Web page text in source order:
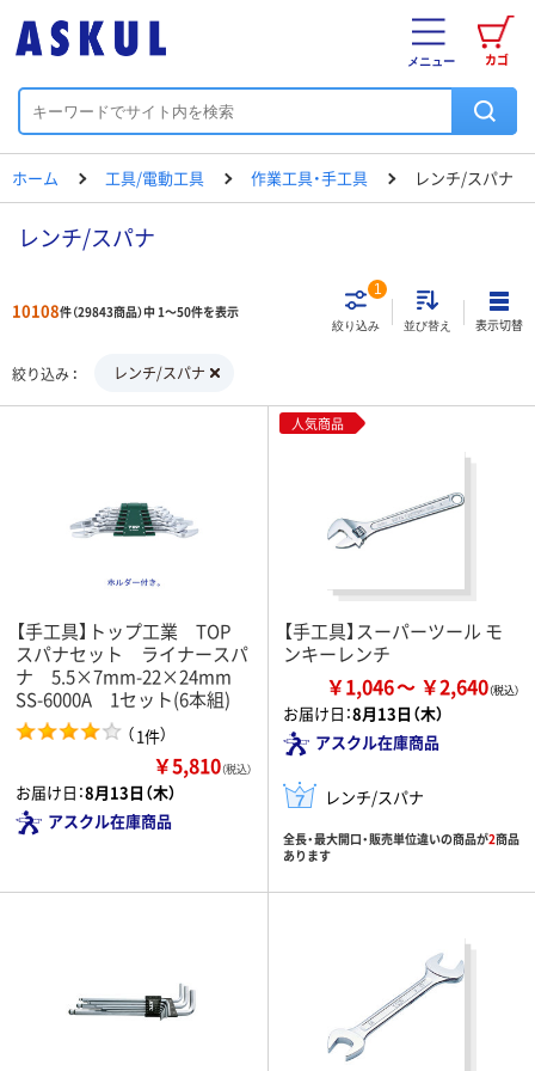
カゴ
メニュー
ホーム 工具/電動工具 作業工具・手工具 レンチ/スパナ
レンチ/スパナ
10108件（29843商品）中 1～50件を表示
絞り込み
1
並び替え 表示切替
絞り込み レンチ/スパナ
【手工具】トップ工業 TOP
スパナセット ライナースパ
ナ 5.5×7mm-22×24mm
SS-6000A 1セット(6本組)
（1件）
￥5,810（税込）
お届け日：8月13日（木）
アスクル在庫商品
人気商品
【手工具】スーパーツール モ
ンキーレンチ
￥1,046 ￥2,640
お届け日：8月13日（木）
アスクル在庫商品
レンチ/スパナ
全長・最大開口・販売単位違いの商品が2商品
あります